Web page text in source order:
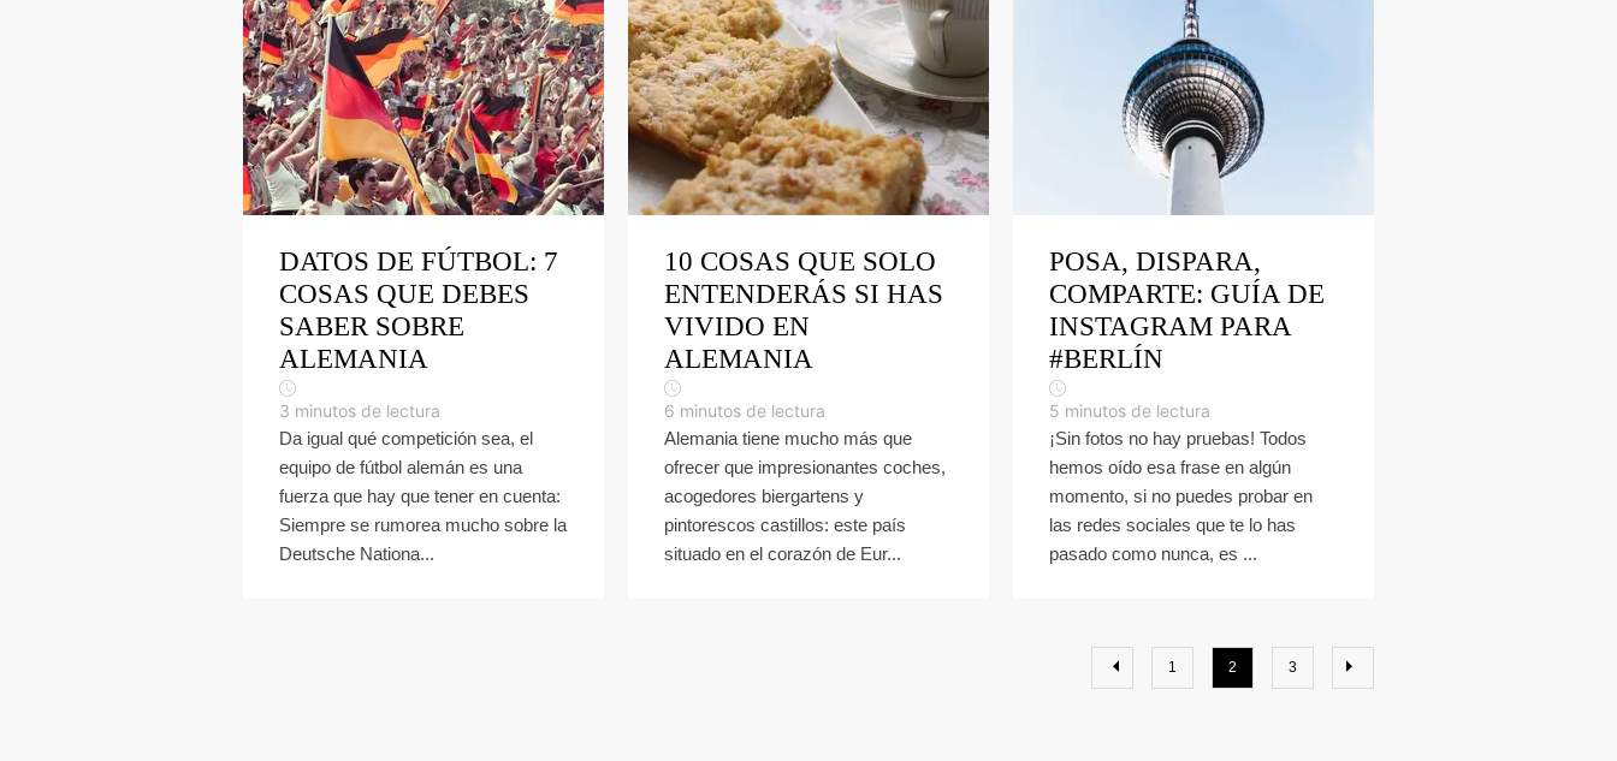
DATOS DE FÚTBOL: 7
COSAS QUE DEBES
SABER SOBRE
ALEMANIA
3 minutos de lectura
Da igual qué competición sea, el
equipo de fútbol alemán es una
fuerza que hay que tener en cuenta:
Siempre se rumorea mucho sobre la
Deutsche Nationa...
10 COSAS QUE SOLO
ENTENDERÁS SI HAS
VIVIDO EN
ALEMANIA
6 minutos de lectura
Alemania tiene mucho más que
ofrecer que impresionantes coches,
acogedores biergartens y
pintorescos castillos: este país
situado en el corazón de Eur...
POSA, DISPARA,
COMPARTE: GUÍA DE
INSTAGRAM PARA
#BERLÍN
5 minutos de lectura
¡Sin fotos no hay pruebas! Todos
hemos oído esa frase en algún
momento, si no puedes probar en
las redes sociales que te lo has
pasado como nunca, es ...
1 2 3